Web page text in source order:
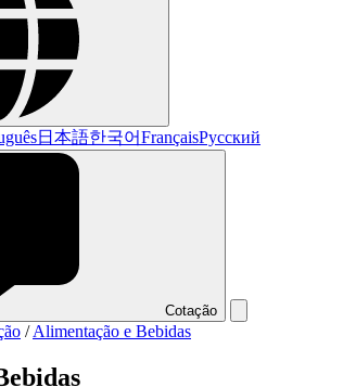
日本語한국어FrançaisРусский
Cotação
/Alimentação e Bebidas